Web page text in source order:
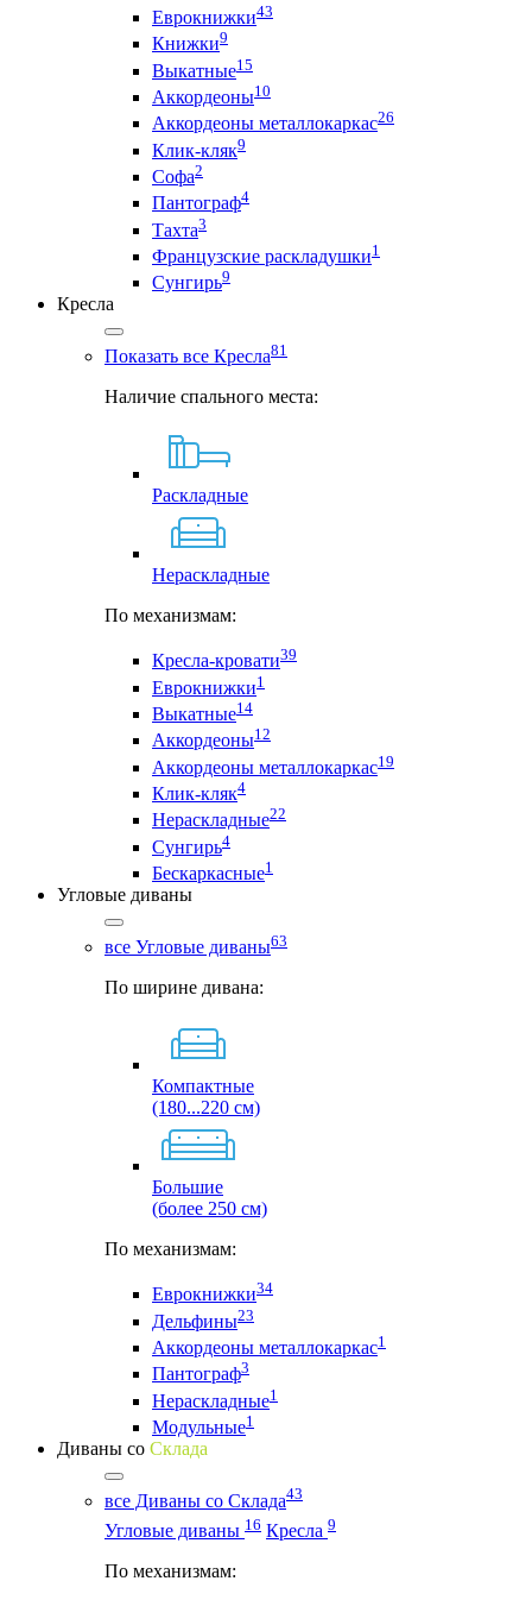
Еврокнижки43
Книжки9
Выкатные15
Аккордеоны10
Аккордеоны металлокаркас26
Клик-кляк9
Софа2
Пантограф4
Тахта3
Французские раскладушки1
Сунгирь9
Кресла
Показать все Кресла81
Наличие спального места:
Раскладные
Нераскладные
По механизмам:
Кресла-кровати39
Еврокнижки1
Выкатные14
Аккордеоны12
Аккордеоны металлокаркас19
Клик-кляк4
Нераскладные22
Сунгирь4
Бескаркасные1
Угловые диваны
все Угловые диваны63
По ширине дивана:
Компактные
(180...220 см)
Большие
(более 250 см)
По механизмам:
Еврокнижки34
Дельфины23
Аккордеоны металлокаркас1
Пантограф3
Нераскладные1
Модульные1
Диваны со Склада
все Диваны со Склада43
Угловые диваны 16 Кресла 9
По механизмам: